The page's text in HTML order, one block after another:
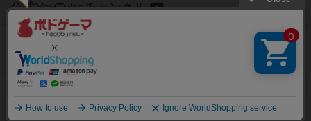
公式YouTubeチャンネル